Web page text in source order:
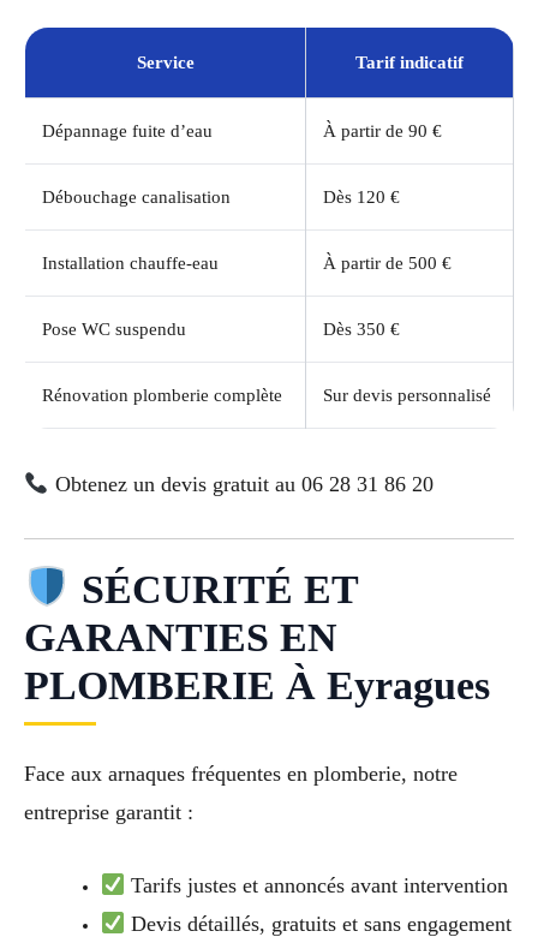
Service Tarif indicatif
Dépannage fuite d’eau À partir de 90 €
Débouchage canalisation Dès 120 €
Installation chauffe-eau À partir de 500 €
Pose WC suspendu Dès 350 €
Rénovation plomberie complète Sur devis personnalisé
Obtenez un devis gratuit au 06 28 31 86 20
SÉCURITÉ ET
GARANTIES EN
PLOMBERIE À Eyragues
Face aux arnaques fréquentes en plomberie, notre
entreprise garantit :
Tarifs justes et annoncés avant intervention
Devis détaillés, gratuits et sans engagement